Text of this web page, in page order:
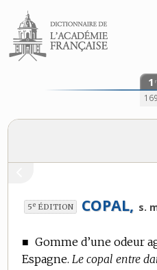
Aller au contenu
1
5e ÉDITION COPAL, s.
■ Gomme d’une odeur
Espagne. Le copal entre